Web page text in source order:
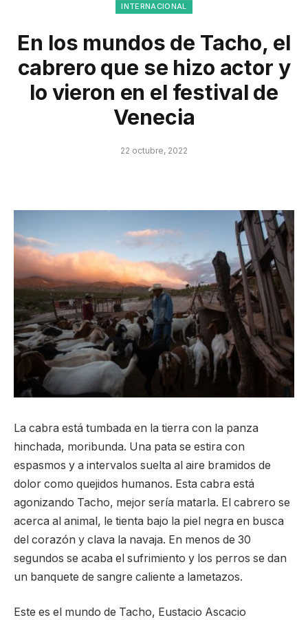
INTERNACIONAL
En los mundos de Tacho, el
cabrero que se hizo actor y
lo vieron en el festival de
Venecia
22 octubre, 2022
La cabra está tumbada en la tierra con la panza
hinchada, moribunda. Una pata se estira con
espasmos y a intervalos suelta al aire bramidos de
dolor como quejidos humanos. Esta cabra está
agonizando Tacho, mejor sería matarla. El cabrero se
acerca al animal, le tienta bajo la piel negra en busca
del corazón y clava la navaja. En menos de 30
segundos se acaba el sufrimiento y los perros se dan
un banquete de sangre caliente a lametazos.
Este es el mundo de Tacho, Eustacio Ascacio